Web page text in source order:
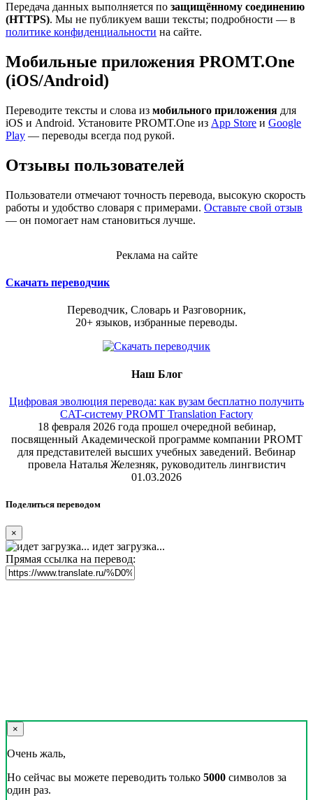
Передача данных выполняется по защищённому соединению
(HTTPS). Мы не публикуем ваши тексты; подробности — в
политике конфиденциальности на сайте.
Мобильные приложения PROMT.One
(iOS/Android)
Переводите тексты и слова из мобильного приложения для
iOS и Android. Установите PROMT.One из App Store и Google
Play — переводы всегда под рукой.
Отзывы пользователей
Пользователи отмечают точность перевода, высокую скорость
работы и удобство словаря с примерами. Оставьте свой отзыв
— он помогает нам становиться лучше.
Реклама на сайте
Скачать переводчик
Переводчик, Словарь и Разговорник,
20+ языков, избранные переводы.
Наш Блог
Цифровая эволюция перевода: как вузам бесплатно получить
CAT-систему PROMT Translation Factory
18 февраля 2026 года прошел очередной вебинар,
посвященный Академической программе компании PROMT
для представителей высших учебных заведений. Вебинар
провела Наталья Железняк, руководитель лингвистич
01.03.2026
Поделиться переводом
×
идет загрузка...
Прямая ссылка на перевод:
×
Очень жаль,
Но сейчас вы можете переводить только 5000 символов за
один раз.